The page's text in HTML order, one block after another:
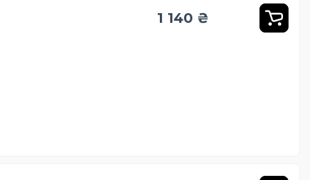
1 140 ₴